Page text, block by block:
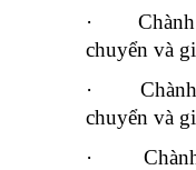
·
chuyển và
·
chuyển và
·